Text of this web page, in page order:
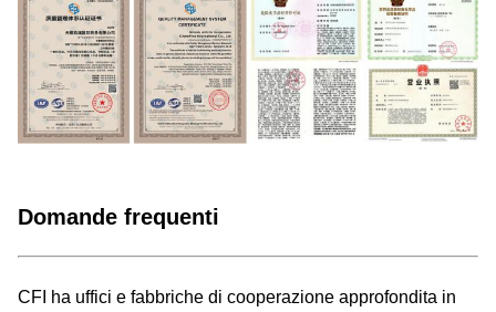
Domande frequenti
CFI ha uffici e fabbriche di cooperazione approfondita in